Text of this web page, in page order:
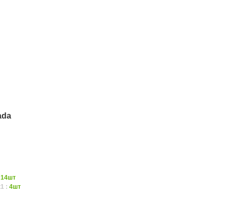
14шт
:4шт